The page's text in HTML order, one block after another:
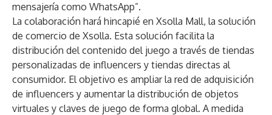
mensajería como WhatsApp”.
La colaboración hará hincapié en Xsolla Mall, la solución
de comercio de Xsolla. Esta solución facilita la
distribución del contenido del juego a través de tiendas
personalizadas de influencers y tiendas directas al
consumidor. El objetivo es ampliar la red de adquisición
de influencers y aumentar la distribución de objetos
virtuales y claves de juego de forma global. A medida